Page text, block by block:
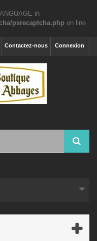
in
psrecaptcha.php on line
Connexion
Contactez-nous